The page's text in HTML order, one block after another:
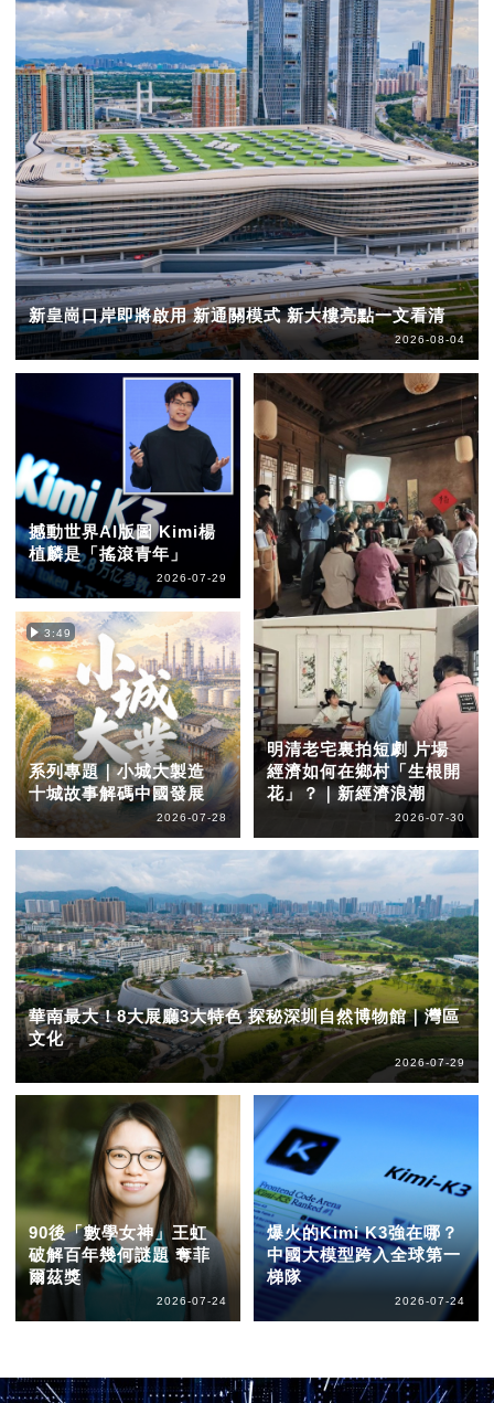
新皇崗口岸即將啟用 新通關模式 新大樓亮點一文看清
2026-08-04
撼動世界AI版圖 Kimi楊
植麟是「搖滾青年」
2026-07-29
3:49
系列專題｜小城大製造
十城故事解碼中國發展
2026-07-28
明清老宅裏拍短劇 片場
經濟如何在鄉村「生根開
花」？｜新經濟浪潮
2026-07-30
華南最大！8大展廳3大特色 探秘深圳自然博物館｜灣區
文化
2026-07-29
90後「數學女神」王虹
破解百年幾何謎題 奪菲
爾茲獎
2026-07-24
爆火的Kimi K3強在哪？
中國大模型跨入全球第一
梯隊
2026-07-24